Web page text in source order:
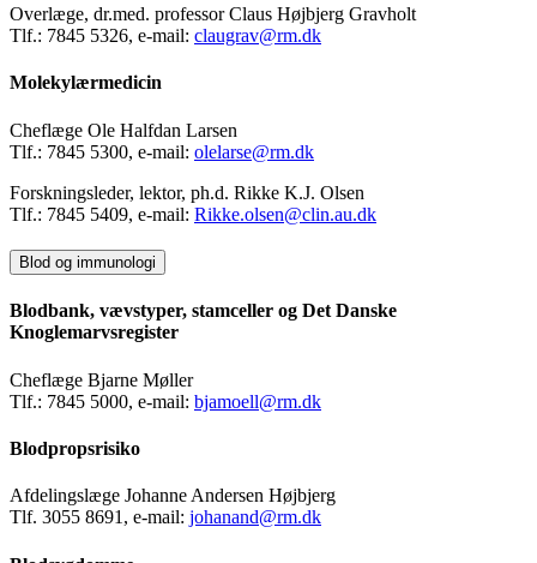
Overlæge, dr.med. professor Claus Højbjerg Gravholt
Tlf.: 7845 5326, e-mail: claugrav@rm.dk
Molekylærmedicin
Cheflæge Ole Halfdan Larsen
Tlf.: 7845 5300, e-mail: olelarse@rm.dk
Forskningsleder, lektor, ph.d. Rikke K.J. Olsen
Tlf.: 7845 5409, e-mail: Rikke.olsen@clin.au.dk
Blod og immunologi
Blodbank, vævstyper, stamceller og Det Danske
Knoglemarvsregister
Cheflæge Bjarne Møller
Tlf.: 7845 5000, e-mail: bjamoell@rm.dk
Blodpropsrisiko
Afdelingslæge Johanne Andersen Højbjerg
Tlf. 3055 8691, e-mail: johanand@rm.dk